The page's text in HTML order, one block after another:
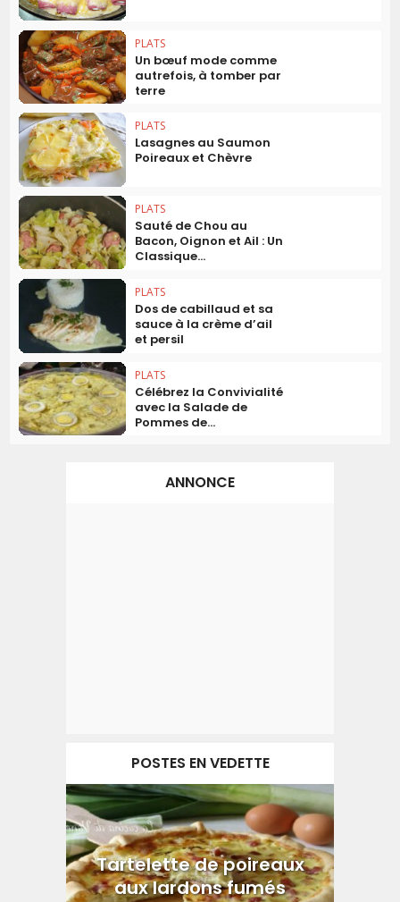
PLATS
Un bœuf mode comme
autrefois, à tomber par
terre
PLATS
Lasagnes au Saumon
Poireaux et Chèvre
PLATS
Sauté de Chou au
Bacon, Oignon et Ail : Un
Classique...
PLATS
Dos de cabillaud et sa
sauce à la crème d’ail
et persil
PLATS
Célébrez la Convivialité
avec la Salade de
Pommes de...
ANNONCE
POSTES EN VEDETTE
Tartelette de poireaux
aux lardons fumés